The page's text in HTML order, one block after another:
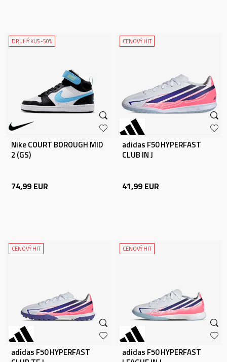
DRUHÝ KUS -50%
Nike COURT BOROUGH MID
2 (GS)
74,99 EUR
CENOVÝ HIT
adidas F50 HYPERFAST
CLUB IN J
41,99 EUR
CENOVÝ HIT
adidas F50 HYPERFAST
CENOVÝ HIT
adidas F50 HYPERFAST